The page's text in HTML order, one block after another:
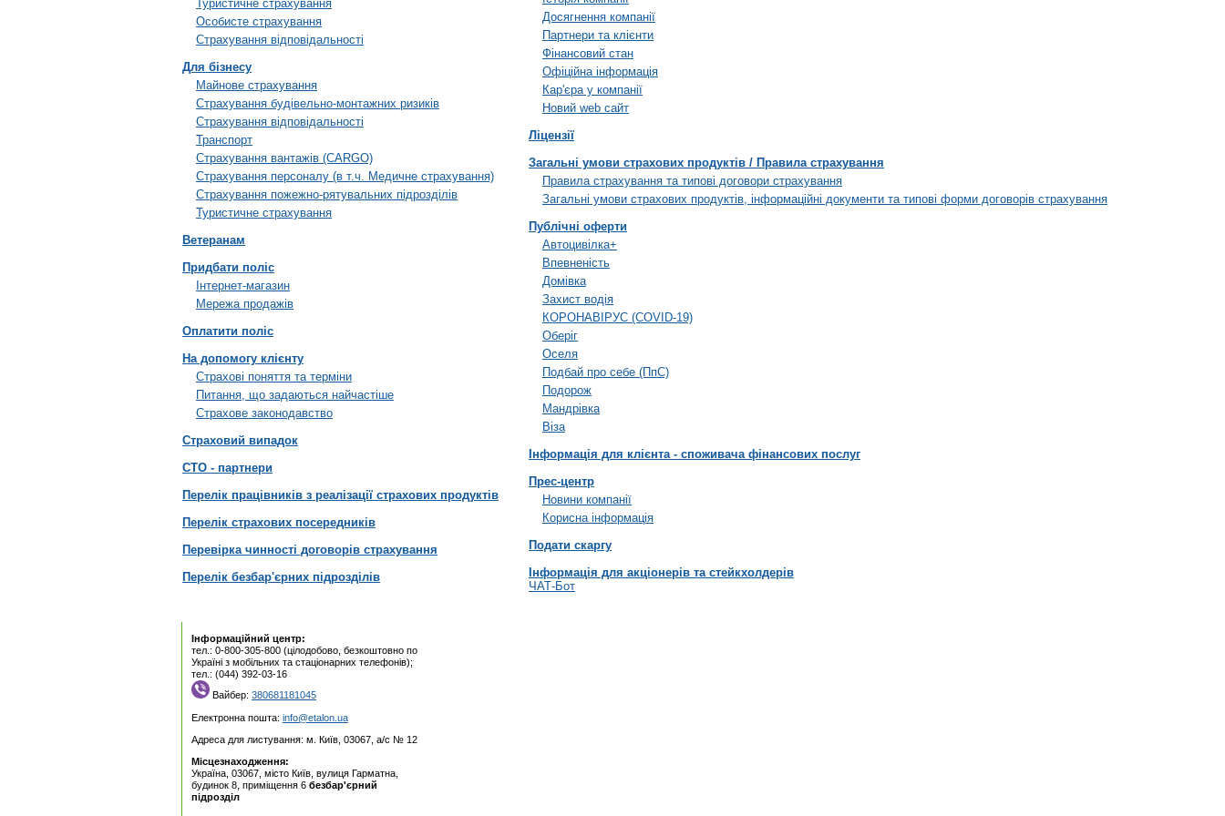
Туристичне страхування
Особисте страхування
Страхування відповідальності
Для бізнесу
Майнове страхування
Страхування будівельно-монтажних ризиків
Страхування відповідальності
Транспорт
Страхування вантажів (CARGO)
Страхування персоналу (в т.ч. Медичне страхування)
Страхування пожежно-рятувальних підрозділів
Туристичне страхування
Ветеранам
Придбати поліс
Інтернет-магазин
Мережа продажів
Оплатити поліс
На допомогу клієнту
Страхові поняття та терміни
Питання, що задаються найчастіше
Страхове законодавство
Страховий випадок
СТО - партнери
Перелік працівників з реалізації страхових продуктів
Перелік страхових посередників
Перевірка чинності договорів страхування
Перелік безбар'єрних підрозділів
Досягнення компанії
Партнери та клієнти
Фінансовий стан
Офіційна інформація
Кар'єра у компанії
Новий web сайт
Ліцензії
Загальні умови страхових продуктів / Правила страхування
Правила страхування та типові договори страхування
Загальні умови страхових продуктів, інформаційні документи та типові форми договорів страхування
Публічні оферти
Автоцивілка+
Впевненість
Домівка
Захист водія
КОРОНАВІРУС (COVID-19)
Оберіг
Оселя
Подбай про себе (ПпС)
Подорож
Мандрівка
Віза
Інформація для клієнта - споживача фінансових послуг
Прес-центр
Новини компанії
Корисна інформація
Подати скаргу
Інформація для акціонерів та стейкхолдерів
ЧАТ-Бот
Інформаційний центр:
тел.: 0-800-305-800 (цілодобово, безкоштовно по
Україні з мобільних та стаціонарних телефонів);
тел.: (044) 392-03-16
Вайбер: 380681181045
Електронна пошта: info@etalon.ua
Адреса для листування: м. Київ, 03067, а/с № 12
Місцезнаходження:
Україна, 03067, місто Київ, вулиця Гарматна,
будинок 8, приміщення 6 безбар'єрний
підрозділ